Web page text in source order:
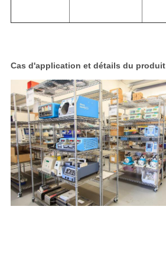
Cas d'application et détails du produit